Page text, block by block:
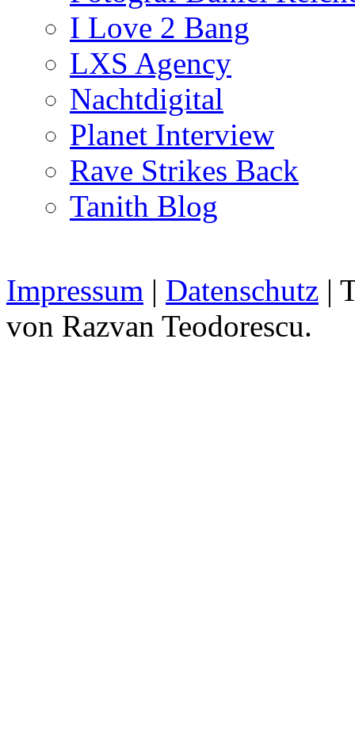
I Love 2 Bang
LXS Agency
Nachtdigital
Planet Interview
Rave Strikes Back
Tanith Blog
Impressum | Datenschutz |
von Razvan Teodorescu.